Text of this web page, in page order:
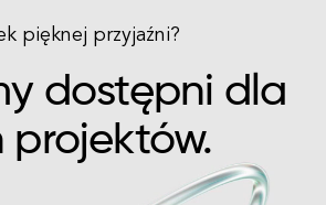
pięknej przyjaźni?
dostępni dla
projektów.